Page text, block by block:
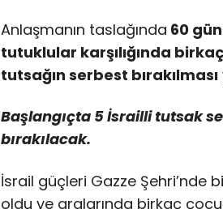
Anlaşmanın taslağında 60
tutuklular karşılığında
tutsağın serbest bırakılması
Başlangıçta 5 İsrailli tutsak
bırakılacak.
İsrail güçleri Gazze Şehri’nde
oldu ve aralarında birkaç